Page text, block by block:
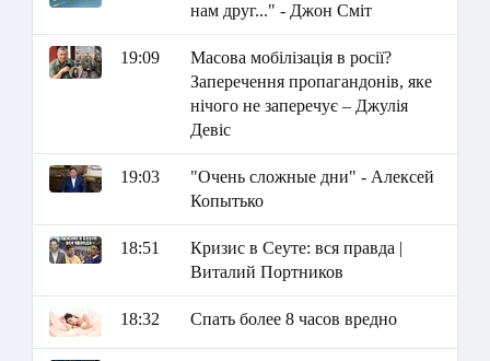
нам друг..." - Джон Сміт
19:09
Масова мобілізація в росії?
Заперечення пропагандонів, яке
нічого не заперечує – Джулія
Девіс
19:03
"Очень сложные дни" - Алексей
Копытько
18:51
Кризис в Сеуте: вся правда |
Виталий Портников
18:32 Спать более 8 часов вредно